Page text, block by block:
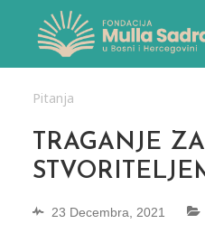
Pitanja
TRAGANJE ZA
23 Decembra, 2021